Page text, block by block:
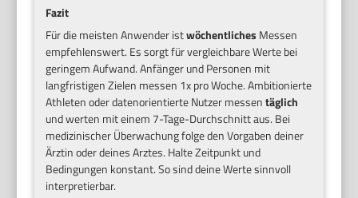
Fazit
Für die meisten Anwender istwöchentliches Messen
empfehlenswert. Es sorgt für vergleichbare Werte bei
geringem Aufwand. Anfänger und Personen mit
langfristigen Zielen messen 1x pro Woche. Ambitionierte
Athleten oder datenorientierte Nutzer messentäglich
und werten mit einem 7-Tage-Durchschnitt aus. Bei
medizinischer Überwachung folge den Vorgaben deiner
Ärztin oder deines Arztes. Halte Zeitpunkt und
Bedingungen konstant. So sind deine Werte sinnvoll
interpretierbar.